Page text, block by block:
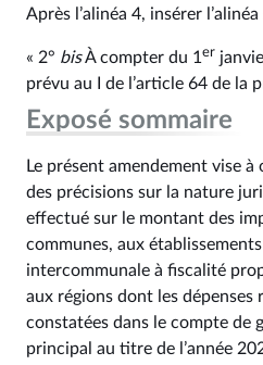
Après l’alinéa 4, insérer
« 2° bisÀ compter du 1 er
prévu au I de l’article 64 de la
Exposé sommaire
Le présent amendement vise
des précisions sur la nature
effectué sur le montant des
communes, aux
intercommunale à fiscalité
aux régions dont les
constatées dans le compte de
principal au titre de l’année